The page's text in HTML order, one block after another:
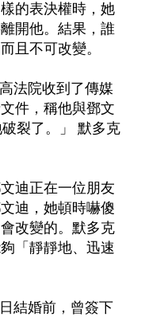
的表決權時，她
開他。結果，誰
且不可改變。
法院收到了傳媒
件，稱他與鄧文
裂了。」 默多克
迪正在一位朋友
迪，她頓時嚇傻
改變的。默多克
「靜靜地、迅速
結婚前，曾簽下